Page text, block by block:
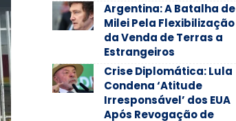
Argentina: A Batalha de
Milei Pela Flexibilização
da Venda de Terras a
Estrangeiros
Crise Diplomática: Lula
Condena ‘Atitude
Irresponsável’ dos EUA
Após Revogação de